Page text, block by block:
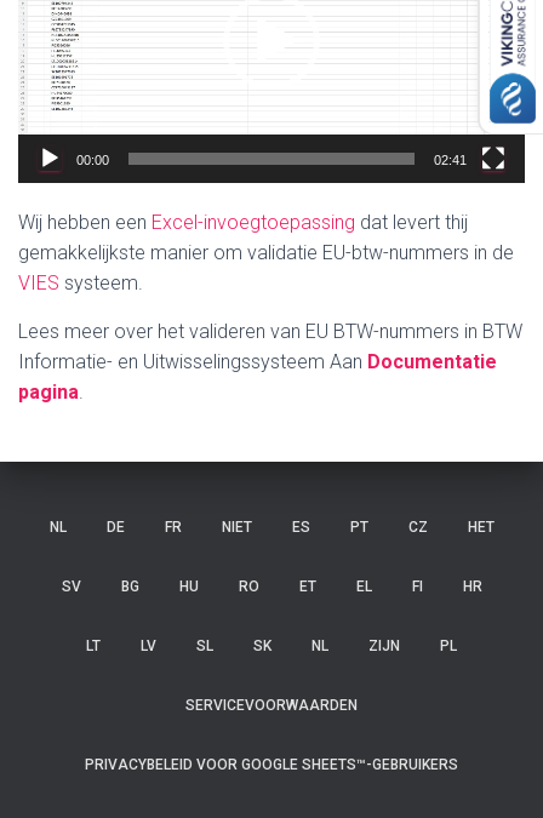
00:00 02:41
Wij hebben een Excel-invoegtoepassing dat levert thij
gemakkelijkste manier om validatie EU-btw-nummers in de
VIES systeem.
Lees meer over het valideren van EU BTW-nummers in BTW
Informatie- en Uitwisselingssysteem Aan Documentatie
pagina.
NL DE FR NIET ES PT CZ HET
SV BG HU RO ET EL FI HR
LT LV SL SK NL ZIJN PL
SERVICEVOORWAARDEN
PRIVACYBELEID VOOR GOOGLE SHEETS™-GEBRUIKERS